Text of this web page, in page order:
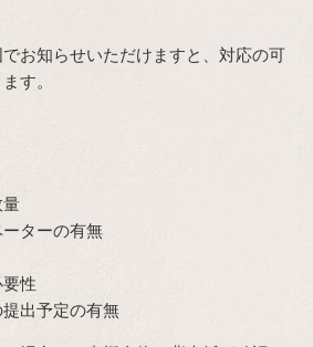
お知らせいただけますと、対応の可
す。
量
ーターの有無
要性
提出予定の有無